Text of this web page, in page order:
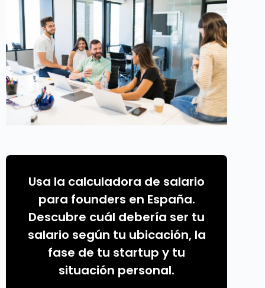
Usa la calculadora de salario
para founders en España.
Descubre cuál debería ser tu
salario según tu ubicación, la
fase de tu startup y tu
situación personal.